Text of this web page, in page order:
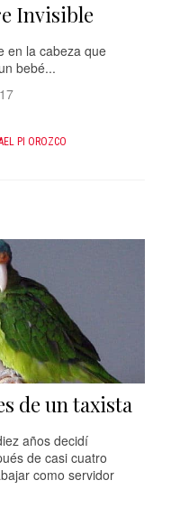
Invisible
en la cabeza que
bebé...
PI OROZCO
de un taxista
años decidí
de casi cuatro
como servidor